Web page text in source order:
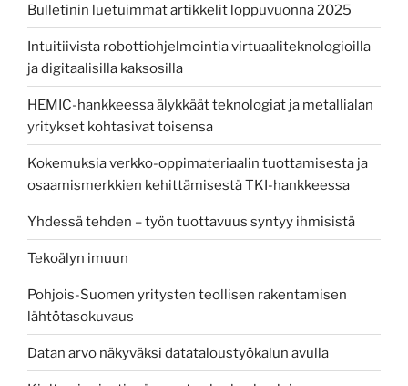
Bulletinin luetuimmat artikkelit loppuvuonna 2025
Intuitiivista robottiohjelmointia virtuaaliteknologioilla
ja digitaalisilla kaksosilla
HEMIC-hankkeessa älykkäät teknologiat ja metallialan
yritykset kohtasivat toisensa
Kokemuksia verkko-oppimateriaalin tuottamisesta ja
osaamismerkkien kehittämisestä TKI-hankkeessa
Yhdessä tehden – työn tuottavuus syntyy ihmisistä
Tekoälyn imuun
Pohjois-Suomen yritysten teollisen rakentamisen
lähtötasokuvaus
Datan arvo näkyväksi datataloustyökalun avulla